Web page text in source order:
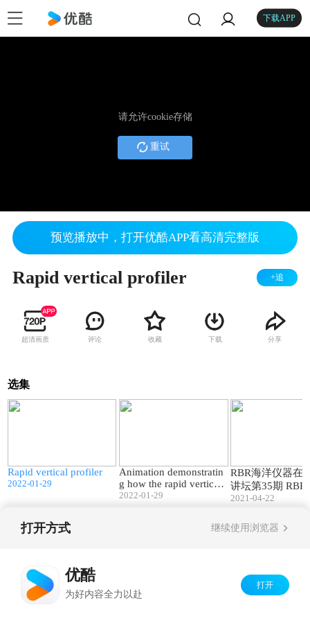
下载APP
请允许cookie存储
重试
预览播放中，打开优酷APP看高清完整版
Rapid vertical profiler +追
超清画质 评论 收藏 下载 分享
选集
Rapid vertical profiler
2022-01-29
Animation demonstratin
g how the rapid vertical
profiler continually samp
2022-01-29
RBR海洋仪器在
讲坛第35期
Q|plus新品发布
2021-04-22
打开方式 继续使用浏览器
优酷
为好内容全力以赴
打开